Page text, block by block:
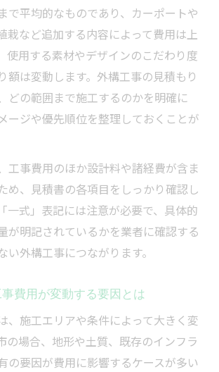
で外構工事を頼むコツ
の依頼先を見極める効果的な方法
で外構工事を依頼する際の流れと注
の業者選びで押さえたい基準とは
の理想を形にするヒアリングのコ
見抜く外構見積もりの極意
見積もりで追加費用を防ぐチェッ
の一式表記が多い場合の注意点
見積もりで見逃しがちな費用項目
事の追加費用が発生しやすいケース
見積もりで予算超過を防ぐ工夫
で平均的なものであり、カーポートや
栽など追加する内容によって費用は上
使用する素材やデザインのこだわり度
額は変動します。外構工事の見積もり
どの範囲まで施工するのかを明確に
ージや優先順位を整理しておくことが
工事費用のほか設計料や諸経費が含ま
め、見積書の各項目をしっかり確認し
一式」表記には注意が必要で、具体的
が明記されているかを業者に確認する
い外構工事につながります。
費用が変動する要因とは
、施工エリアや条件によって大きく変
の場合、地形や土質、既存のインフラ
の要因が費用に影響するケースが多い